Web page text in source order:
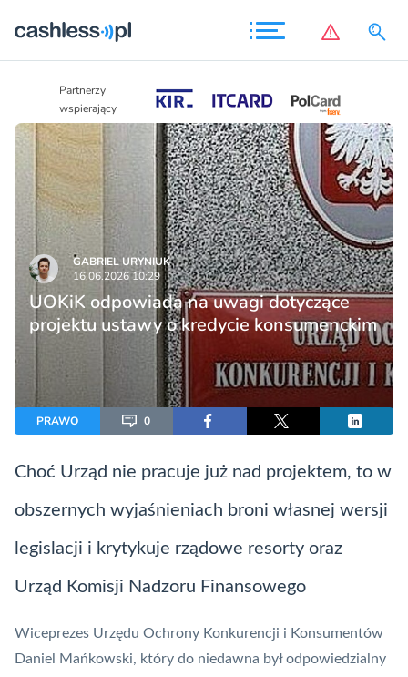
Partnerzy
wspierający
GABRIEL URYNIUK
16.06.2026 10:29
UOKiK odpowiada na uwagi dotyczące
projektu ustawy o kredycie konsumenckim
PRAWO 0
Choć Urząd nie pracuje już nad projektem, to w
obszernych wyjaśnieniach broni własnej wersji
legislacji i krytykuje rządowe resorty oraz
Urząd Komisji Nadzoru Finansowego
Wiceprezes Urzędu Ochrony Konkurencji i Konsumentów
Daniel Mańkowski, który do niedawna był odpowiedzialny